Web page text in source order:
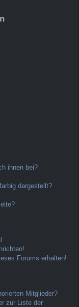
ihnen bei?
dargestellt?
Forums erhalten!
Mitglieder?
zur Liste der